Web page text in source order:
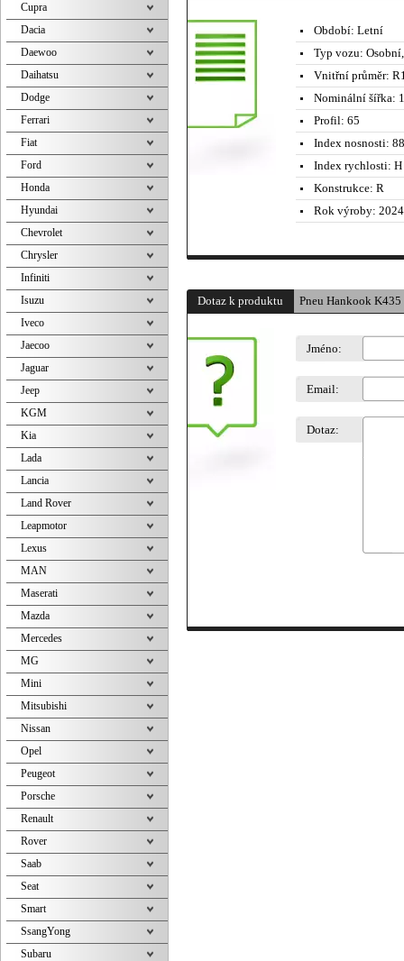
Období: Letní
Typ vozu:
Vnitřní průměr:
Nominální šířka:
Profil: 65
Index nosnosti:
Index rychlosti:
Konstrukce: R
Rok výroby:
Dotaz k produktu Pneu Hankook
Jméno:
Email:
Dotaz:
Cupra
Dacia
Daewoo
Daihatsu
Dodge
Ferrari
Fiat
Ford
Honda
Hyundai
Chevrolet
Chrysler
Infiniti
Isuzu
Iveco
Jaecoo
Jaguar
Jeep
KGM
Kia
Lada
Lancia
Land Rover
Leapmotor
Lexus
MAN
Maserati
Mazda
Mercedes
MG
Mini
Mitsubishi
Nissan
Opel
Peugeot
Porsche
Renault
Rover
Saab
Seat
Smart
SsangYong
Subaru